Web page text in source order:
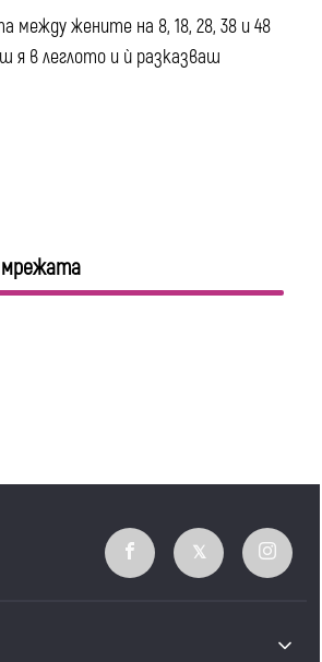
между жените на 8, 18, 28, 38 и 48
я в леглото и ѝ разказваш